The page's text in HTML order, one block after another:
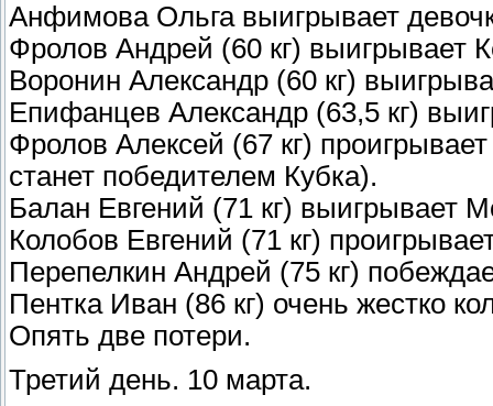
Анфимова Ольга выигрывает
Фролов Андрей (60 кг) выигрывает
Воронин Александр (60 кг)
Епифанцев Александр (63,5 кг)
Фролов Алексей (67 кг)
станет победителем Кубка).
Балан Евгений (71 кг) выигрывает
Колобов Евгений (71 кг)
Перепелкин Андрей (75 кг)
Пентка Иван (86 кг) очень жестко
Опять две потери.
Третий день. 10 марта.